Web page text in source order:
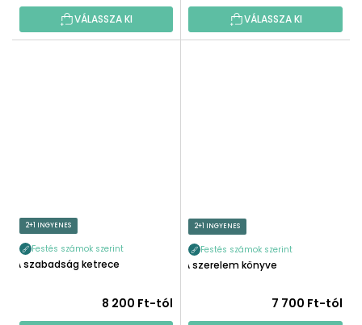
VÁLASSZA KI VÁLASSZA KI
2+1 INGYENES
Festés számok szerint
A szabadság ketrece
8 200 Ft-tól
2+1 INGYENES
Festés számok szerint
A szerelem könyve
7 700 Ft-tól